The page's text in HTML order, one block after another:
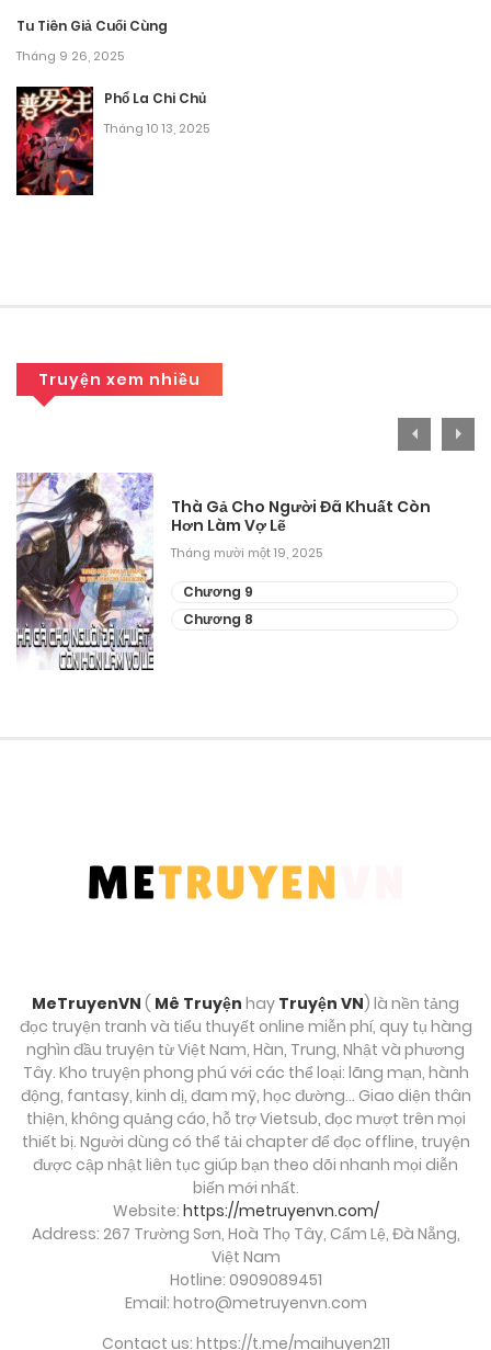
Tháng 8 30, 2025
Tháng 8 30, 2025
Chương 25
Tháng 8 30, 2025
Tháng 8 30, 2025
Chương 21
Tháng 8 30, 2025
Chương 20
Tháng 8 30, 2025
Chương 17
Tháng 8 30, 2025
Chương 15
Tháng 8 30, 2025
Chương 14
Chương 13
Tu Tiên Giả Cuối Cùng
Tháng 9 26, 2025
Phổ La Chi Chủ
Tháng 10 13, 2025
Truyện xem nhiều
Thà Gả Cho Người Đã Khuất Còn
Hơn Làm Vợ Lẽ
Tháng mười một 19, 2025
Chương 9
Chương 8
MeTruyenVN ( Mê Truyện hay Truyện VN) là nền tảng
đọc truyện tranh và tiểu thuyết online miễn phí, quy tụ hàng
nghìn đầu truyện từ Việt Nam, Hàn, Trung, Nhật và phương
Tây. Kho truyện phong phú với các thể loại: lãng mạn, hành
động, fantasy, kinh dị, đam mỹ, học đường… Giao diện thân
thiện, không quảng cáo, hỗ trợ Vietsub, đọc mượt trên mọi
thiết bị. Người dùng có thể tải chapter để đọc offline, truyện
được cập nhật liên tục giúp bạn theo dõi nhanh mọi diễn
biến mới nhất.
Website: https://metruyenvn.com/
Address: 267 Trường Sơn, Hoà Thọ Tây, Cẩm Lệ, Đà Nẵng,
Việt Nam
Hotline: 0909089451
Email: hotro@metruyenvn.com
Contact us: https://t.me/maihuyen211